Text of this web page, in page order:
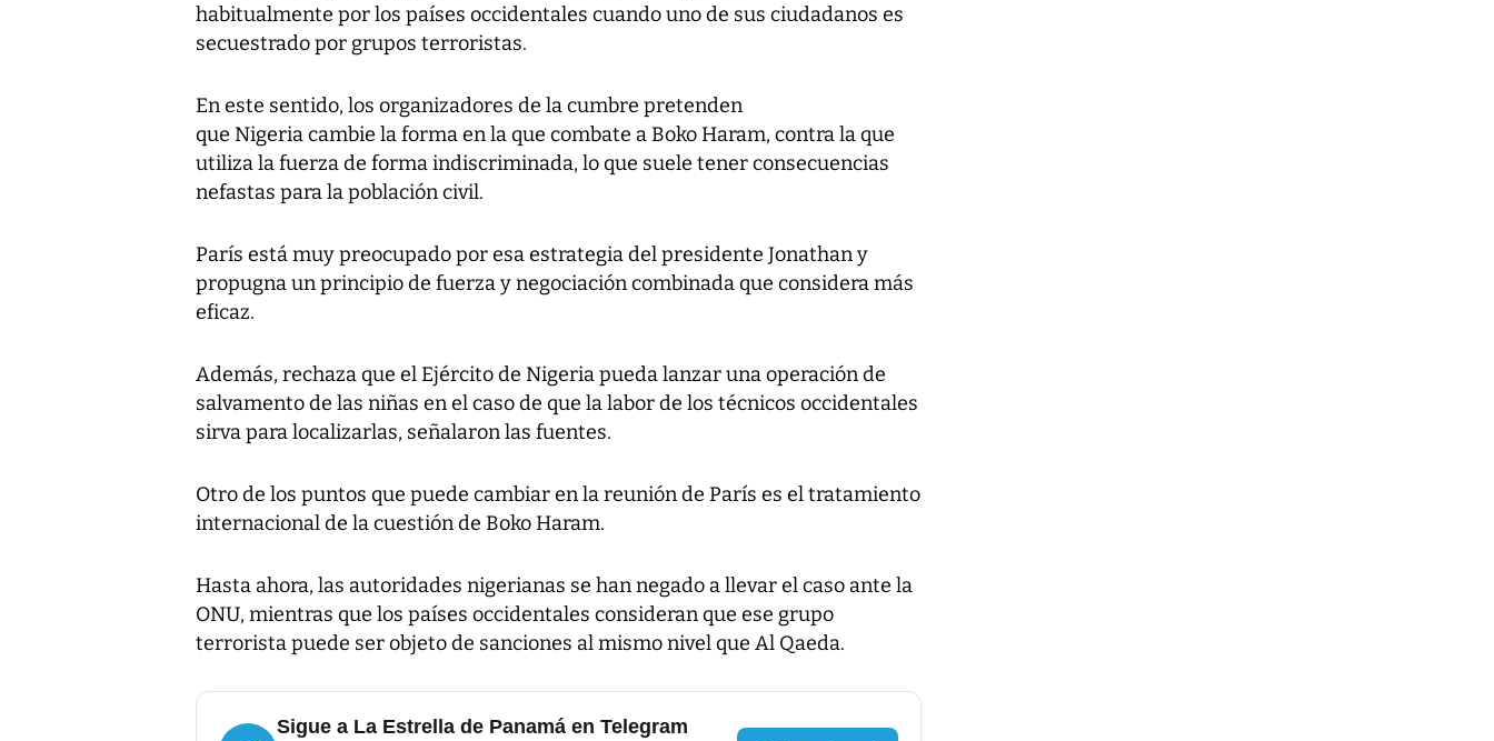
habitualmente por los países occidentales cuando uno de sus ciudadanos es
secuestrado por grupos terroristas.
En este sentido, los organizadores de la cumbre pretenden
que Nigeria cambie la forma en la que combate a Boko Haram, contra la que
utiliza la fuerza de forma indiscriminada, lo que suele tener consecuencias
nefastas para la población civil.
París está muy preocupado por esa estrategia del presidente Jonathan y
propugna un principio de fuerza y negociación combinada que considera más
eficaz.
Además, rechaza que el Ejército de Nigeria pueda lanzar una operación de
salvamento de las niñas en el caso de que la labor de los técnicos occidentales
sirva para localizarlas, señalaron las fuentes.
Otro de los puntos que puede cambiar en la reunión de París es el tratamiento
internacional de la cuestión de Boko Haram.
Hasta ahora, las autoridades nigerianas se han negado a llevar el caso ante la
ONU, mientras que los países occidentales consideran que ese grupo
terrorista puede ser objeto de sanciones al mismo nivel que Al Qaeda.
Sigue a La Estrella de Panamá en Telegram